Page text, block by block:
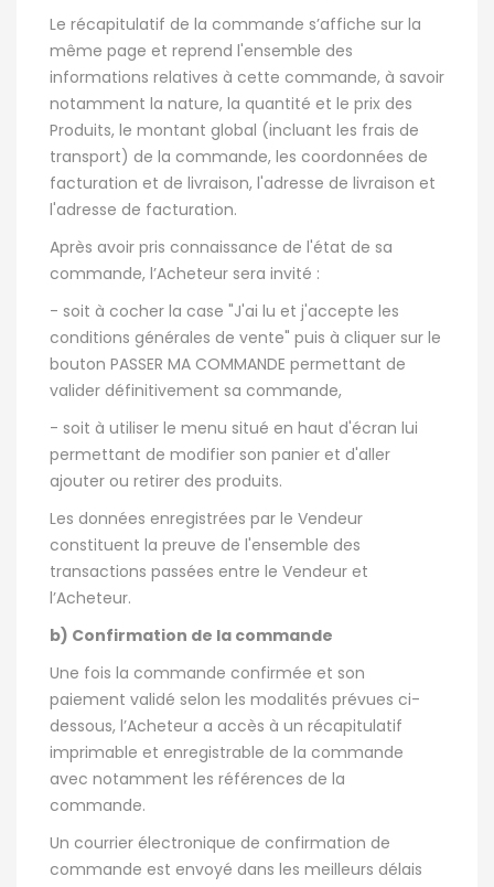
Le récapitulatif de la commande s’affiche sur la
même page et reprend l'ensemble des
informations relatives à cette commande, à savoir
notamment la nature, la quantité et le prix des
Produits, le montant global (incluant les frais de
transport) de la commande, les coordonnées de
facturation et de livraison, l'adresse de livraison et
l'adresse de facturation.
Après avoir pris connaissance de l'état de sa
commande, l’Acheteur sera invité :
- soit à cocher la case "J'ai lu et j'accepte les
conditions générales de vente" puis à cliquer sur le
bouton PASSER MA COMMANDE permettant de
valider définitivement sa commande,
- soit à utiliser le menu situé en haut d'écran lui
permettant de modifier son panier et d'aller
ajouter ou retirer des produits.
Les données enregistrées par le Vendeur
constituent la preuve de l'ensemble des
transactions passées entre le Vendeur et
l’Acheteur.
b) Confirmation de la commande
Une fois la commande confirmée et son
paiement validé selon les modalités prévues ci-
dessous, l’Acheteur a accès à un récapitulatif
imprimable et enregistrable de la commande
avec notamment les références de la
commande.
Un courrier électronique de confirmation de
commande est envoyé dans les meilleurs délais